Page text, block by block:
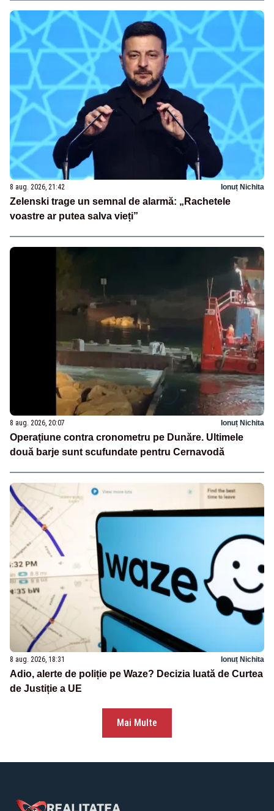
8 aug. 2026, 21:42 Ionuț Nichita
Zelenski trage un semnal de alarmă: „Rachetele
voastre ar putea salva vieți”
8 aug. 2026, 20:07 Ionuț Nichita
Operațiune contra cronometru pe Dunăre. Ultimele
două barje sunt scufundate pentru Cernavodă
8 aug. 2026, 18:31 Ionuț Nichita
Adio, alerte de poliție pe Waze? Decizia luată de Curtea
de Justiție a UE
Mai Multe